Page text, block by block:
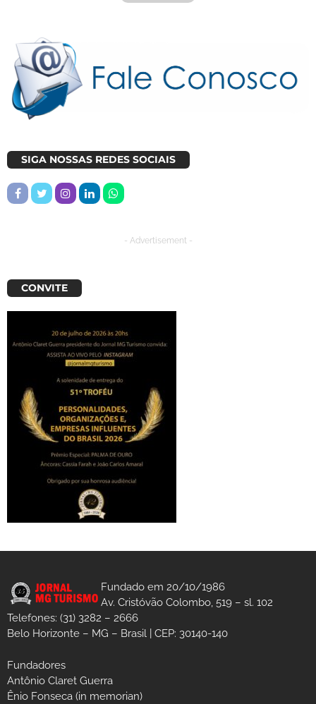
SIGA NOSSAS REDES SOCIAIS
- Advertisement -
CONVITE
Fundado em 20/10/1986
Av. Cristóvão Colombo, 519 – sl. 102
Telefones: (31) 3282 – 2666
Belo Horizonte – MG – Brasil | CEP: 30140-140
Fundadores
Antônio Claret Guerra
Ênio Fonseca (in memorian)